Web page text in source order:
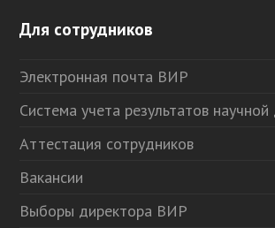
Для сотрудников
Электронная почта ВИР
Система учета результатов
Аттестация сотрудников
Вакансии
Выборы директора ВИР